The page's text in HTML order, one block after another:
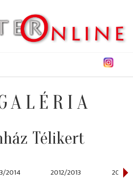
Télikert
2014 2012/2013 2011/